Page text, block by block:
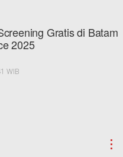
Gratis di Batam
2025
WIB
⋮